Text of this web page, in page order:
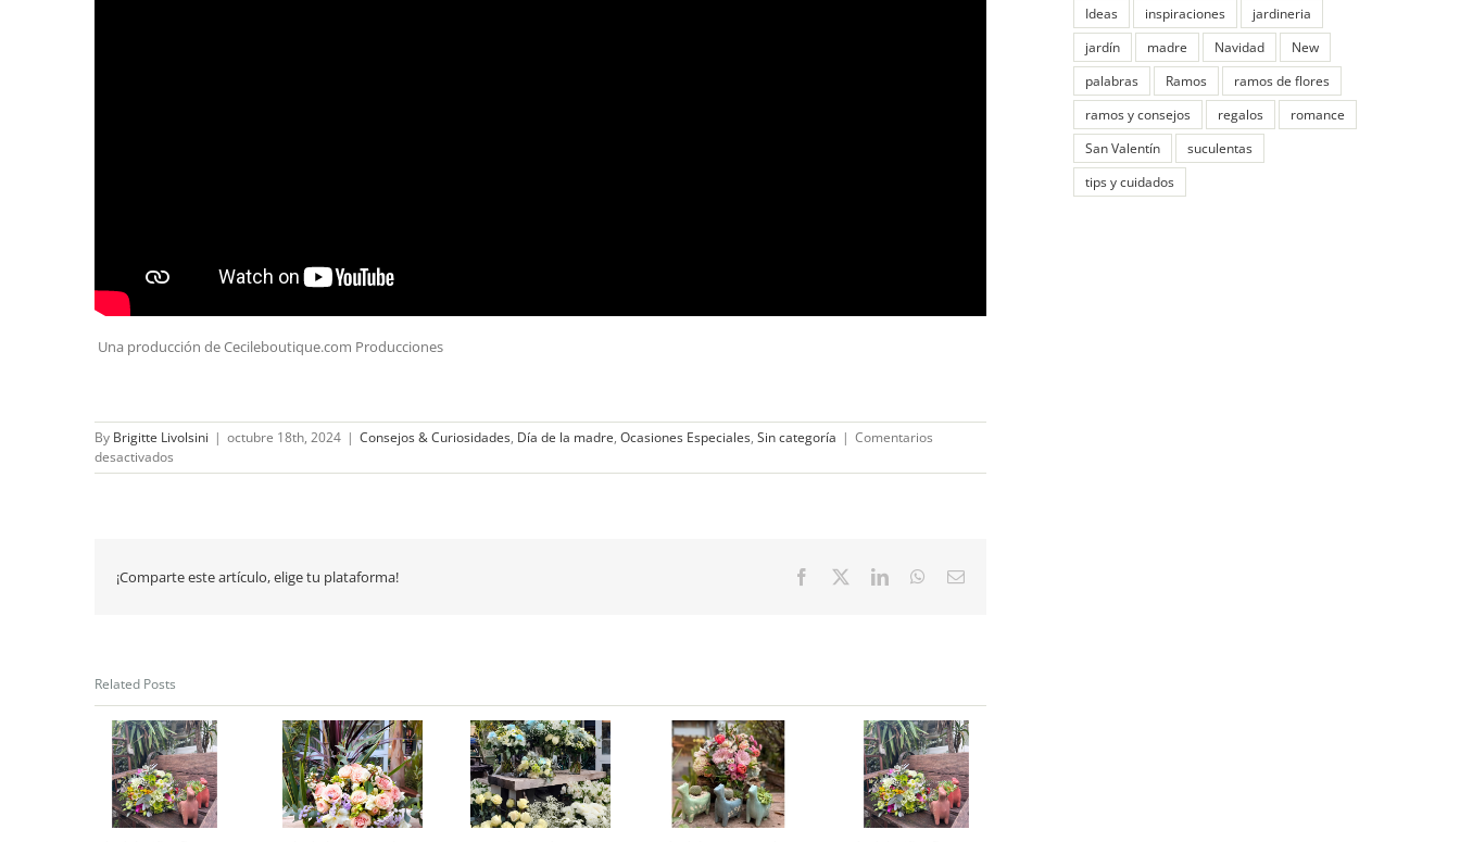
Una producción de Cecileboutique.com Producciones
By Brigitte Livolsini | octubre 18th, 2024 | Consejos & Curiosidades, Día de la madre, Ocasiones Especiales, Sin categoría | Comentarios
desactivados
El
¡Comparte este artículo, elige tu plataforma! Facebook LinkedInWhatsApp
Email
Related Posts
Ideas
inspiraciones
jardineria
jardín
madre Navidad
New
palabras
Ramos
ramos de flores
ramos y consejos
regalos
romance
San Valentín
suculentas
tips y cuidados